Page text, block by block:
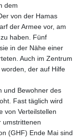
dem
von der Hamas
der Armee vor, am
haben. Fünf
in der Nähe einer
Auch im Zentrum
der auf Hilfe
und Bewohner des
Fast täglich wird
von Verteilstellen
umstrittenen
(GHF) Ende Mai sind